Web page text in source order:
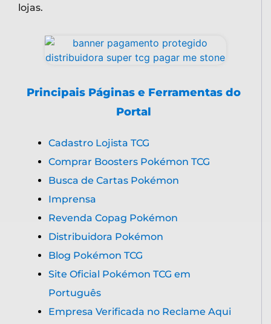
lojas.
Principais Páginas e Ferramentas do
Portal
Cadastro Lojista TCG
Comprar Boosters Pokémon TCG
Busca de Cartas Pokémon
Imprensa
Revenda Copag Pokémon
Distribuidora Pokémon
Blog Pokémon TCG
Site Oficial Pokémon TCG em
Português
Empresa Verificada no Reclame Aqui